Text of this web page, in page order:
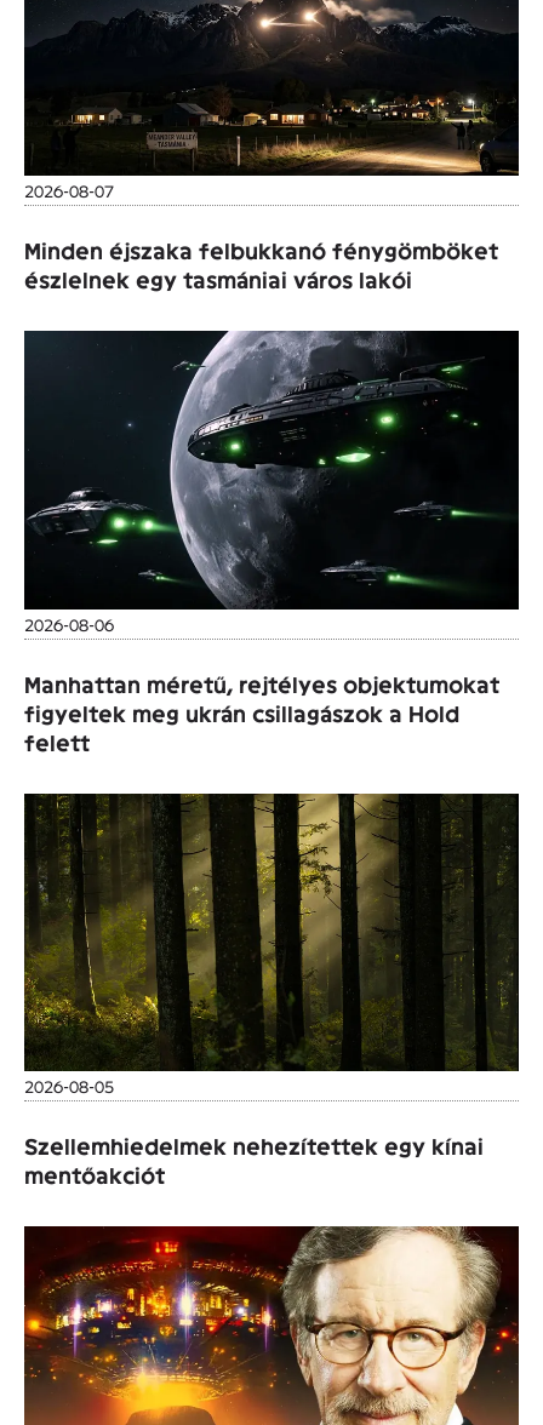
2026-08-07
Minden éjszaka felbukkanó fénygömböket
észlelnek egy tasmániai város lakói
2026-08-06
Manhattan méretű, rejtélyes objektumokat
figyeltek meg ukrán csillagászok a Hold
felett
2026-08-05
Szellemhiedelmek nehezítettek egy kínai
mentőakciót